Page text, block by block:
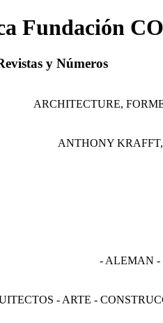
Fundación
y Números
ARCHITECTURE,
ANTHONY
- ALEMAN -
- ARTE -